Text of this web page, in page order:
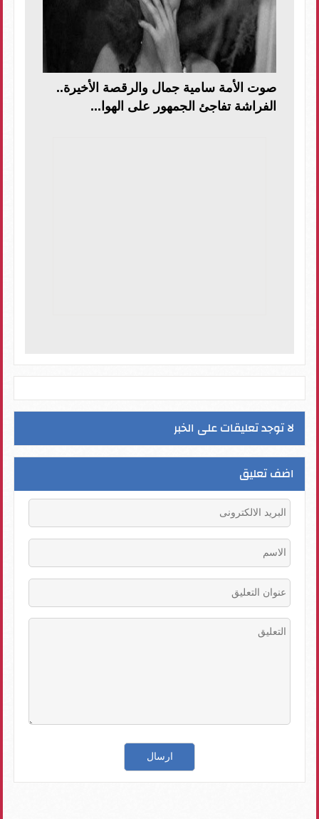
صوت الأمة سامية جمال والرقصة الأخيرة..
الفراشة تفاجئ الجمهور على الهوا...
لا توجد تعليقات على الخبر
اضف تعليق